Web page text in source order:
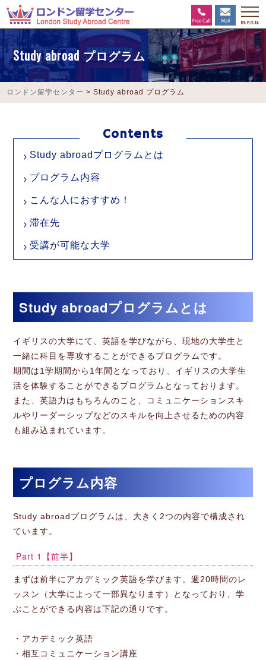
Study abroad プログラム
ロンドン留学センター >Study abroad プログラム
Study abroadプログラムとは
プログラム内容
こんな人におすすめ！
滞在先
受講が可能な大学
Study abroadプログラムとは
イギリスの大学にて、英語を学びながら、現地の大学生と
一緒に科目を専攻することができるプログラムです。
期間は1学期間から1年間となっており、イギリスの大学生
活を体験することができるプログラムとなっております。
また、英語力はもちろんのこと、コミュニケーションスキ
ルやリーダーシップなどのスキルを向上させるための内容
も組み込まれています。
プログラム内容
Study abroadプログラムは、大きく2つの内容で構成され
ています。
Part 1【前半】
まずは前半にアカデミック英語を学びます。週20時間のレ
ッスン（大学によって一部異なります）となっており、学
ぶことができる内容は下記の通りです。
・アカデミック英語
・相互コミュニケーション講座